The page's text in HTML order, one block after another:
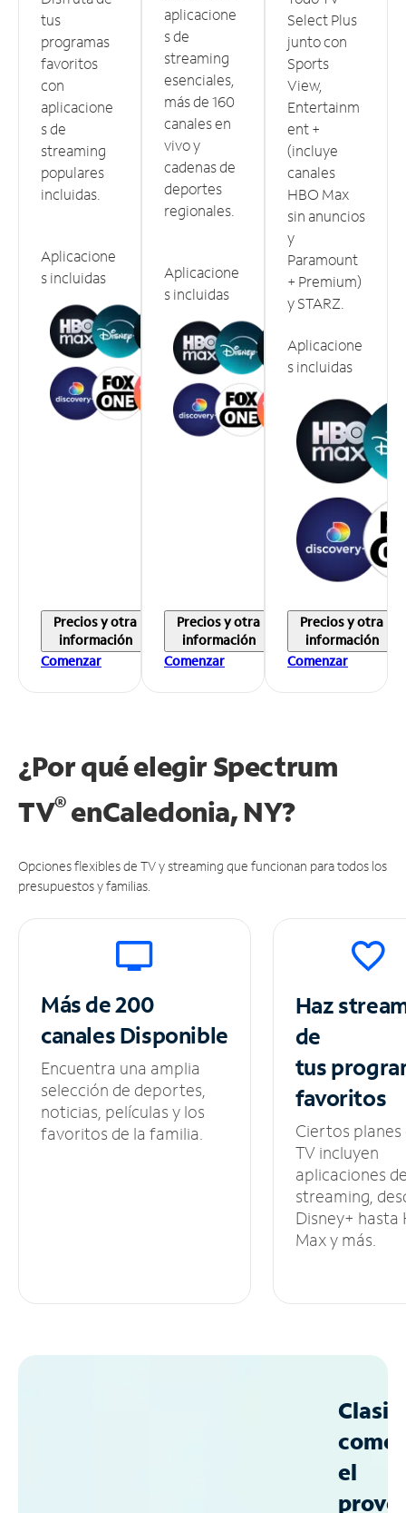
tus
programas
favoritos
con
aplicacione
s de
streaming
populares
incluidas.
Aplicacione
s incluidas
Precios y otra
información
Comenzar
aplicacione
s de
streaming
esenciales,
más de 160
canales en
vivo y
cadenas de
deportes
regionales.
Aplicacione
s incluidas
Precios y otra
información
Comenzar
Select Plus
junto con
Sports
View,
Entertainm
ent +
(incluye
canales
HBO Max
sin anuncios
y
Paramount
+ Premium)
y STARZ.
Aplicacione
s incluidas
Precios y otra
información
Comenzar
¿Por qué elegir Spectrum
TV®enCaledonia, NY?
Opciones flexibles de TV y streaming que funcionan para todos los
presupuestos y familias.
Más de 200
canalesDisponible
Encuentra una amplia
selección de deportes,
noticias, películas y los
favoritos de la familia.
Haz
de
tus
favoritos
Ciertos planes
TV incluyen
aplicaciones
streaming,
Disney+ hasta
Max y más.
como
el